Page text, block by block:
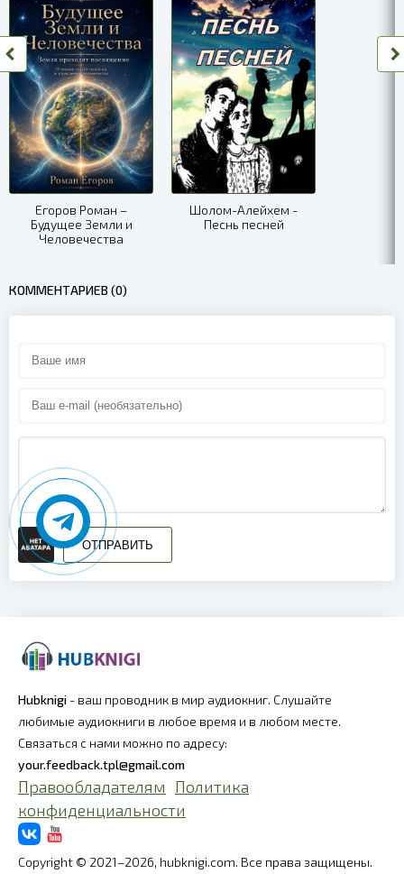
Егоров Роман –
Будущее Земли и
Человечества
Шолом-Алейхем -
Песнь песней
КОММЕНТАРИЕВ (0)
ОТПРАВИТЬ
Hubknigi - ваш проводник в мир аудиокниг. Слушайте
любимые аудиокниги в любое время и в любом месте.
Связаться с нами можно по адресу:
your.feedback.tpl@gmail.com
Правообладателям Политика
конфиденциальности
Copyright © 2021–2026, hubknigi.com. Все права защищены.